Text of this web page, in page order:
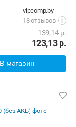
vipcomp.by
18 отзывов
i
123,13р.
139,14р.
В магазин